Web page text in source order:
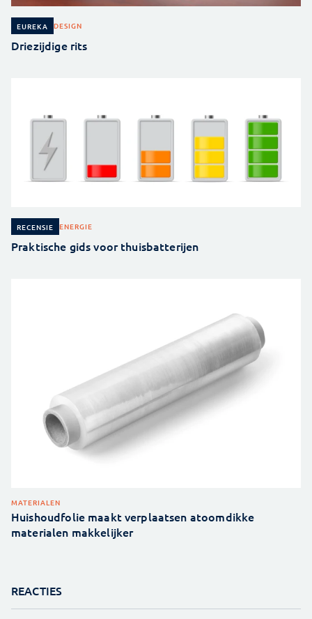
EUREKA DESIGN
Driezijdige rits
RECENSIE ENERGIE
Praktische gids voor thuisbatterijen
MATERIALEN
Huishoudfolie maakt verplaatsen atoomdikke
materialen makkelijker
REACTIES